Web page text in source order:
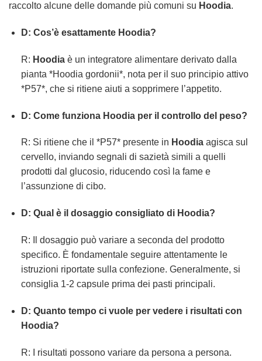
raccolto alcune delle domande più comuni su Hoodia.
D: Cos’è esattamente Hoodia?
R: Hoodiaè un integratore alimentare derivato dalla
pianta *Hoodia gordonii*, nota per il suo principio attivo
*P57*, che si ritiene aiuti a sopprimere l’appetito.
D: Come funziona Hoodia per il controllo del peso?
R: Si ritiene che il *P57* presente in Hoodiaagisca sul
cervello, inviando segnali di sazietà simili a quelli
prodotti dal glucosio, riducendo così la fame e
l’assunzione di cibo.
D: Qual è il dosaggio consigliato di Hoodia?
R: Il dosaggio può variare a seconda del prodotto
specifico. È fondamentale seguire attentamente le
istruzioni riportate sulla confezione. Generalmente, si
consiglia 1-2 capsule prima dei pasti principali.
D: Quanto tempo ci vuole per vedere i risultati con
Hoodia?
R: I risultati possono variare da persona a persona.